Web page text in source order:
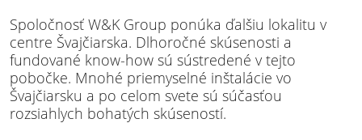
Spoločnosť W&K Group ponúka ďalšiu lokalitu v
centre Švajčiarska. Dlhoročné skúsenosti a
fundované know-how sú sústredené v tejto
pobočke. Mnohé priemyselné inštalácie vo
Švajčiarsku a po celom svete sú súčasťou
rozsiahlych bohatých skúseností.